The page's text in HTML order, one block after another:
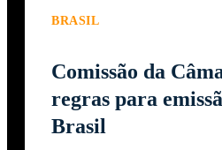
BRASIL
Comissão da
regras para
Brasil